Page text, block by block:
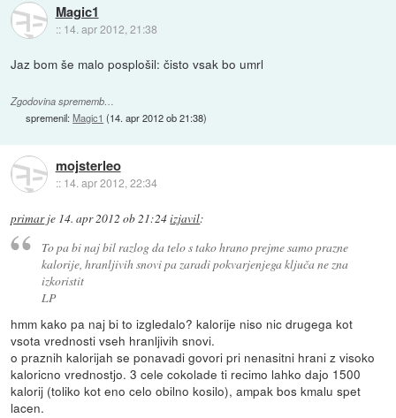
Magic1
:: 14. apr 2012, 21:38
Jaz bom še malo posplošil: čisto vsak bo umrl
Zgodovina sprememb…
spremenil:Magic1 (14. apr 2012 ob 21:38)
mojsterleo
:: 14. apr 2012, 22:34
primarje 14. apr 2012 ob 21:24izjavil:
To pa bi naj bil razlog da telo s tako hrano prejme samo prazne
kalorije, hranljivih snovi pa zaradi pokvarjenjega ključa ne zna
izkoristit
LP
hmm kako pa naj bi to izgledalo? kalorije niso nic drugega kot
vsota vrednosti vseh hranljivih snovi.
o praznih kalorijah se ponavadi govori pri nenasitni hrani z visoko
kaloricno vrednostjo. 3 cele cokolade ti recimo lahko dajo 1500
kalorij (toliko kot eno celo obilno kosilo), ampak bos kmalu spet
lacen.